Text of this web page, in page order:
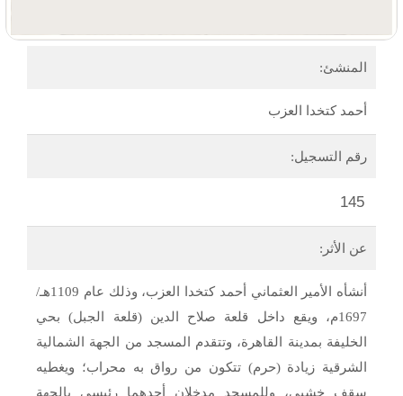
المنشئ:
أحمد كتخدا العزب
رقم التسجيل:
145
عن الأثر:
أنشأه الأمير العثماني أحمد كتخدا العزب، وذلك عام 1109هـ/
1697م، ويقع داخل قلعة صلاح الدين (قلعة الجبل) بحي
الخليفة بمدينة القاهرة، وتتقدم المسجد من الجهة الشمالية
الشرقية زيادة (حرم) تتكون من رواق به محراب؛ ويغطيه
سقف خشبي، وللمسجد مدخلان أحدهما رئيسي بالجهة